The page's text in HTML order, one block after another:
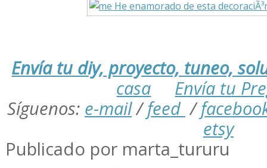
Envía tu diy, proyecto, tuneo,
casa
Envía tu
Síguenos: e-mail/feed /
etsy
Publicado por marta_tururu